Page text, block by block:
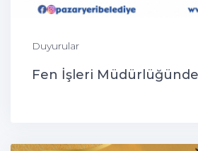
Duyurular
Fen İşleri